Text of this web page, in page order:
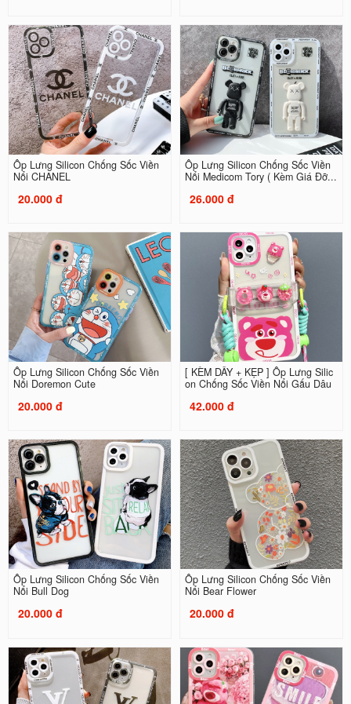
Ốp Lưng Silicon Chống Sốc Viền
Nổi CHANEL
20.000 đ
Ốp Lưng Silicon Chống Sốc Viền
Nổi Medicom Tory ( Kèm Giá Đỡ...
26.000 đ
Ốp Lưng Silicon Chống Sốc Viền
Nổi Doremon Cute
20.000 đ
[ KÈM DÂY + KẸP ] Ốp Lưng Silic
on Chống Sốc Viền Nổi Gấu Dâu
42.000 đ
Ốp Lưng Silicon Chống Sốc Viền
Nổi Bull Dog
20.000 đ
Ốp Lưng Silicon Chống Sốc Viền
Nổi Bear Flower
20.000 đ